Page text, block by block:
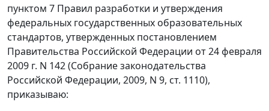
пунктом 7 Правил разработки и утверждения
федеральных государственных образовательных
стандартов, утвержденных постановлением
Правительства Российской Федерации от 24 февраля
2009 г. N 142 (Собрание законодательства
Российской Федерации, 2009, N 9, ст. 1110),
приказываю: